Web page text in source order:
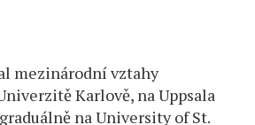
mezinárodní vztahy
Karlově, na Uppsala
na University of St.